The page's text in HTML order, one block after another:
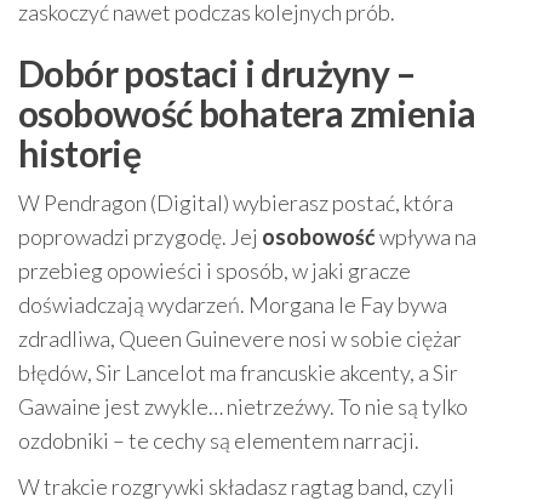
zaskoczyć nawet podczas kolejnych prób.
Dobór postaci i drużyny –
osobowość bohatera zmienia
historię
W Pendragon (Digital) wybierasz postać, która
poprowadzi przygodę. Jej osobowośćwpływa na
przebieg opowieści i sposób, w jaki gracze
doświadczają wydarzeń. Morgana le Fay bywa
zdradliwa, Queen Guinevere nosi w sobie ciężar
błędów, Sir Lancelot ma francuskie akcenty, a Sir
Gawaine jest zwykle… nietrzeźwy. To nie są tylko
ozdobniki – te cechy są elementem narracji.
W trakcie rozgrywki składasz ragtag band, czyli